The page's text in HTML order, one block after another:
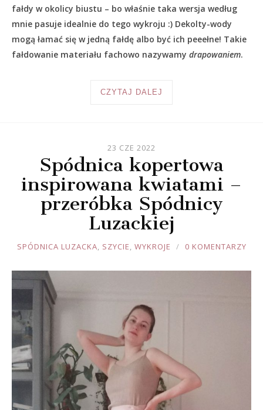
fałdy w okolicy biustu – bo właśnie taka wersja według
mnie pasuje idealnie do tego wykroju :) Dekolty-wody
mogą łamać się w jedną fałdę albo być ich peeełne! Takie
fałdowanie materiału fachowo nazywamy drapowaniem.
CZYTAJ DALEJ
23 CZE 2022
Spódnica kopertowa
inspirowana kwiatami –
przeróbka Spódnicy
Luzackiej
JOULE
SPÓDNICA LUZACKA, SZYCIE, WYKROJE 0 KOMENTARZY